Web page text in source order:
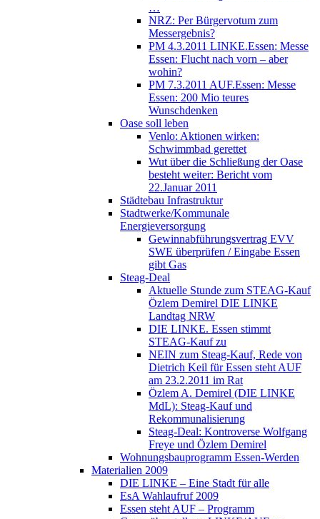
…
NRZ: Per Bürgervotum zum
Messergebnis?
PM 4.3.2011 LINKE.Essen: Messe
Essen: Flucht nach vorn – aber
wohin?
PM 7.3.2011 AUF.Essen: Messe
Essen: 200 Mio teures
Wunschdenken
Oase soll leben
Venlo: Aktionen wirken:
Schwimmbad gerettet
Wut über die Schließung der Oase
besteht weiter: Bericht vom
22.Januar 2011
Städtebau Infrastruktur
Stadtwerke/Kommunale
Energieversorgung
Gewinnabführungsvertrag EVV
SWE überprüfen / Eingabe Essen
gibt Gas
Steag-Deal
Aktuelle Stunde zum STEAG-Kauf
Özlem Demirel DIE LINKE
Landtag NRW
DIE LINKE. Essen stimmt
STEAG-Kauf zu
NEIN zum Steag-Kauf, Rede von
Dietrich Keil für Essen steht AUF
am 23.2.2011 im Rat
Özlem A. Demirel (DIE LINKE
MdL): Steag-Kauf und
Rekommunalisierung
Steag-Deal: Kontroverse Wolfgang
Freye und Özlem Demirel
Wohnungsbauprogramm Essen-Werden
Materialien 2009
DIE LINKE – Eine Stadt für alle
EsA Wahlaufruf 2009
Essen steht AUF – Programm